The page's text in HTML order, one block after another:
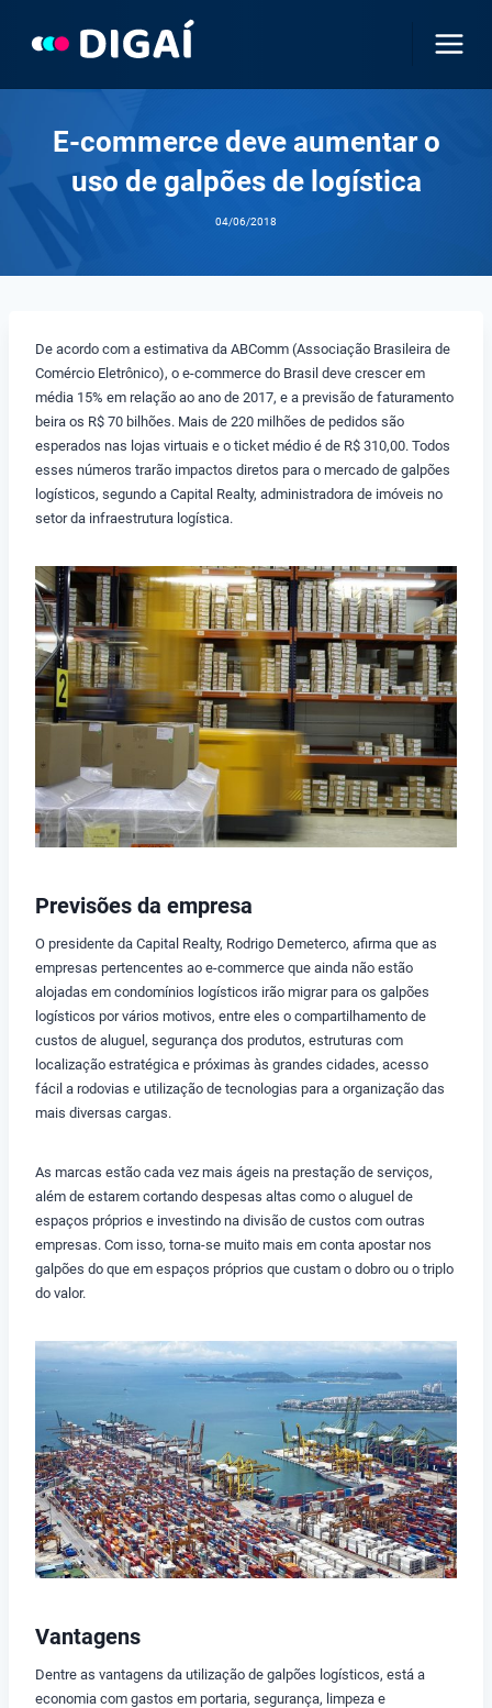
E-commerce deve aumentar o
uso de galpões de logística
04/06/2018
De acordo com a estimativa da ABComm (Associação Brasileira de
Comércio Eletrônico), o e-commerce do Brasil deve crescer em
média 15% em relação ao ano de 2017, e a previsão de faturamento
beira os R$ 70 bilhões. Mais de 220 milhões de pedidos são
esperados nas lojas virtuais e o ticket médio é de R$ 310,00. Todos
esses números trarão impactos diretos para o mercado de galpões
logísticos, segundo a Capital Realty, administradora de imóveis no
setor da infraestrutura logística.
Previsões da empresa
O presidente da Capital Realty, Rodrigo Demeterco, afirma que as
empresas pertencentes ao e-commerce que ainda não estão
alojadas em condomínios logísticos irão migrar para os galpões
logísticos por vários motivos, entre eles o compartilhamento de
custos de aluguel, segurança dos produtos, estruturas com
localização estratégica e próximas às grandes cidades, acesso
fácil a rodovias e utilização de tecnologias para a organização das
mais diversas cargas.
As marcas estão cada vez mais ágeis na prestação de serviços,
além de estarem cortando despesas altas como o aluguel de
espaços próprios e investindo na divisão de custos com outras
empresas. Com isso, torna-se muito mais em conta apostar nos
galpões do que em espaços próprios que custam o dobro ou o triplo
do valor.
Vantagens
Dentre as vantagens da utilização de galpões logísticos, está a
economia com gastos em portaria, segurança, limpeza e